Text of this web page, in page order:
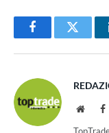
FacebookTwitter
Website